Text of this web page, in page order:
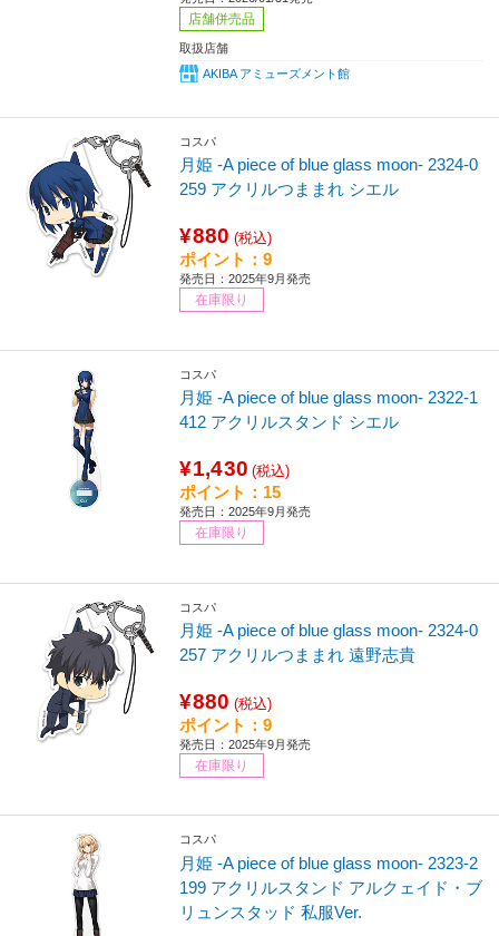
店舗併売品
取扱店舗
AKIBA アミューズメント館
コスパ
月姫 -A piece of blue glass moon- 2324-0
259 アクリルつままれ シエル
¥880 (税込)
ポイント：9
発売日：2025年9月発売
在庫限り
コスパ
月姫 -A piece of blue glass moon- 2322-1
412 アクリルスタンド シエル
¥1,430 (税込)
ポイント：15
発売日：2025年9月発売
在庫限り
コスパ
月姫 -A piece of blue glass moon- 2324-0
257 アクリルつままれ 遠野志貴
¥880 (税込)
ポイント：9
発売日：2025年9月発売
在庫限り
コスパ
月姫 -A piece of blue glass moon- 2323-2
199 アクリルスタンド アルクェイド・ブ
リュンスタッド 私服Ver.